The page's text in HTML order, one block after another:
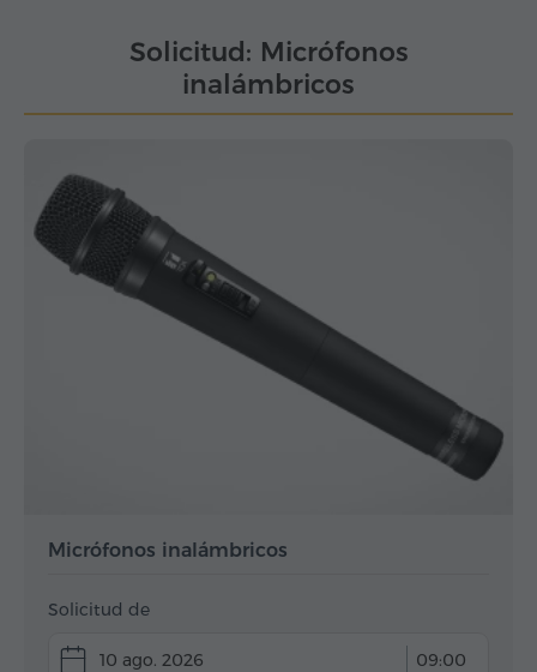
Solicitud: Micrófonos
inalámbricos
Micrófonos inalámbricos
Solicitud de
10 ago. 2026 09:00